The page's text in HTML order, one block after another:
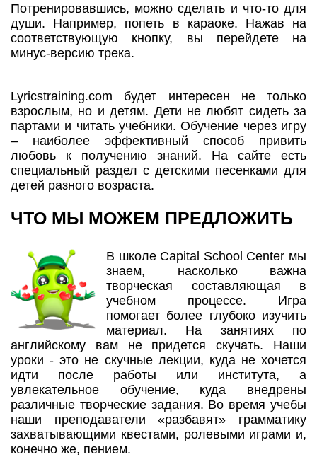
Потренировавшись, можно сделать и что-то для
души. Например, попеть в караоке. Нажав на
соответствующую кнопку, вы перейдете на
минус-версию трека.
Lyricstraining.com будет интересен не только
взрослым, но и детям. Дети не любят сидеть за
партами и читать учебники. Обучение через игру
– наиболее эффективный способ привить
любовь к получению знаний. На сайте есть
специальный раздел с детскими песенками для
детей разного возраста.
ЧТО МЫ МОЖЕМ ПРЕДЛОЖИТЬ
В школе Capital School Center мы
знаем, насколько важна
творческая составляющая в
учебном процессе. Игра
помогает более глубоко изучить
материал. На занятиях по
английскому вам не придется скучать. Наши
уроки - это не скучные лекции, куда не хочется
идти после работы или института, а
увлекательное обучение, куда внедрены
различные творческие задания. Во время учебы
наши преподаватели «разбавят» грамматику
захватывающими квестами, ролевыми играми и,
конечно же, пением.